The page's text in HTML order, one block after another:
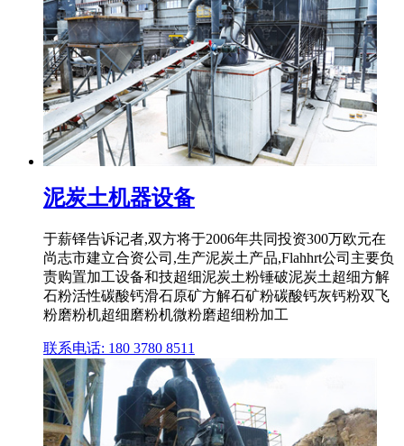
泥炭土机器设备
于薪铎告诉记者,双方将于2006年共同投资300万欧元在
尚志市建立合资公司,生产泥炭土产品,Flahhrt公司主要负
责购置加工设备和技超细泥炭土粉锤破泥炭土超细方解
石粉活性碳酸钙滑石原矿方解石矿粉碳酸钙灰钙粉双飞
粉磨粉机超细磨粉机微粉磨超细粉加工
联系电话: 180 3780 8511